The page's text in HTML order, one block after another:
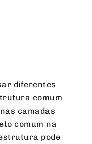
diferentes
comum
camadas
comum na
pode